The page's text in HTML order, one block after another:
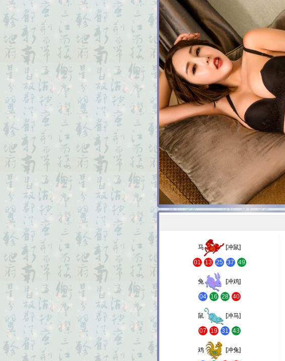
马 [冲鼠]
01 13 25 37 49
兔 [冲鸡]
04 16 28 40
鼠 [冲马]
07 19 31 43
鸡 [冲兔]